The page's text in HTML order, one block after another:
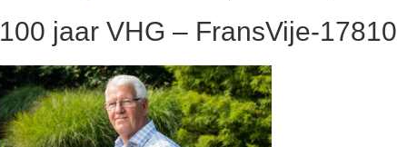
100 jaar VHG – FransVije-17810